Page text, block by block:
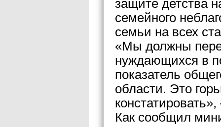
защите детства
семейного
семьи на всех
«Мы должны
нуждающихся в
показатель
области. Это
Как сообщил